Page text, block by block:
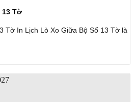
13 Tờ
Tờ In Lịch Lò Xo Giữa Bộ Số 13 Tờ là